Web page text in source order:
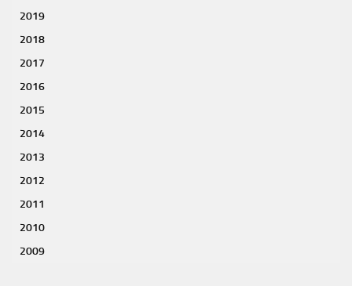
2019
2018
2017
2016
2015
2014
2013
2012
2011
2010
2009